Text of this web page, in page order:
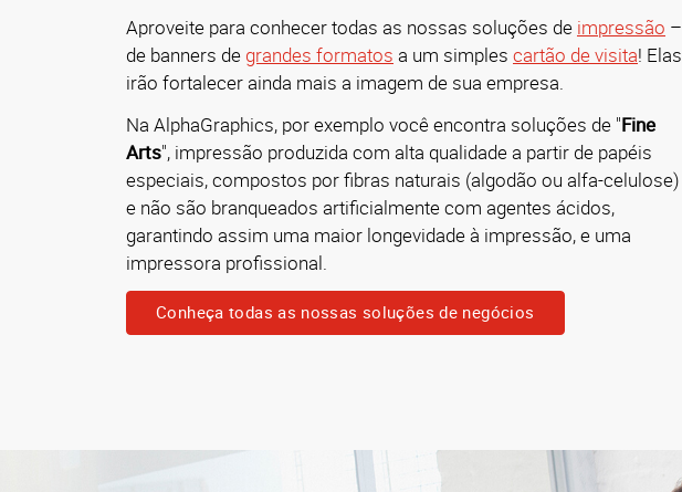
Aproveite para conhecer todas as nossas soluções de impressão –
de banners de grandes formatos a um simples cartão de visita! Elas
irão fortalecer ainda mais a imagem de sua empresa.
Na AlphaGraphics, por exemplo você encontra soluções de "Fine
Arts", impressão produzida com alta qualidade a partir de papéis
especiais, compostos por fibras naturais (algodão ou alfa-celulose)
e não são branqueados artificialmente com agentes ácidos,
garantindo assim uma maior longevidade à impressão, e uma
impressora profissional.
Conheça todas as nossas soluções de negócios